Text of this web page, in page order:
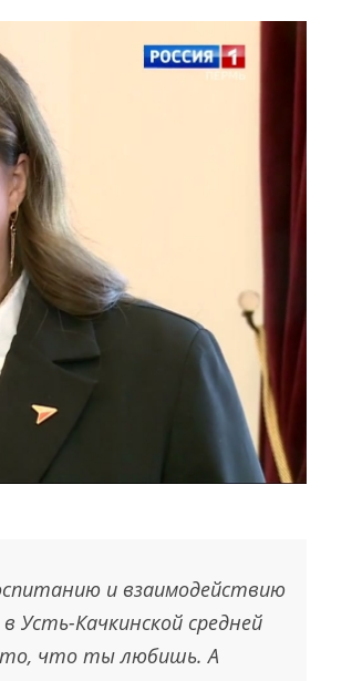
и взаимодействию
Усть-Качкинской средней
то, что ты любишь. А